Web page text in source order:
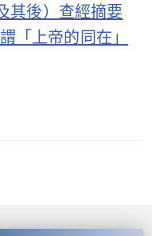
其後）查經摘要
「上帝的同在」